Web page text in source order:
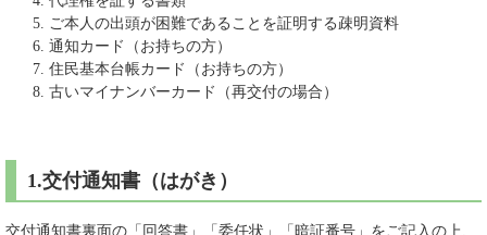
ご本人の出頭が困難であることを証明する疎明資料
通知カード（お持ちの方）
住民基本台帳カード（お持ちの方）
古いマイナンバーカード（再交付の場合）
1.交付通知書（はがき）
交付通知書裏面の「回答書」「委任状」「暗証番号」をご記入の上、